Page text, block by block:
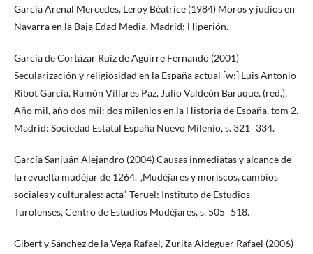
García Arenal Mercedes, Leroy Béatrice (1984) Moros y judíos en
Navarra en la Baja Edad Media. Madrid: Hiperión.
García de Cortázar Ruiz de Aguirre Fernando (2001)
Secularización y religiosidad en la España actual [w:] Luis Antonio
Ribot García, Ramón Villares Paz, Julio Valdeón Baruque, (red.),
Año mil, año dos mil: dos milenios en la Historia de España, tom 2.
Madrid: Sociedad Estatal España Nuevo Milenio, s. 321‒334.
García Sanjuán Alejandro (2004) Causas inmediatas y alcance de
la revuelta mudéjar de 1264. „Mudéjares y moriscos, cambios
sociales y culturales: acta”. Teruel: Instituto de Estudios
Turolenses, Centro de Estudios Mudéjares, s. 505‒518.
Gibert y Sánchez de la Vega Rafael, Zurita Aldeguer Rafael (2006)